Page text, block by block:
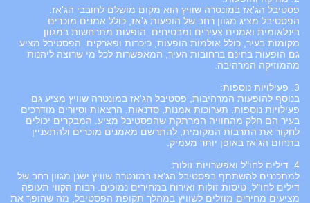
פסטיבל הג'אז במונטרה שוויץ הוא מקום מושלם לחובבי הג'אז.
הפסטיבל מציג מגוון רחב של הופעות ג'אז, כולל אמנים מוכרים
בינלאומית ואמנים צעירים ומבטיחים. הופעות מתרחשות במגוון
מקומות בעיר, כולל אולמות הופעות, כיכרות ופארקים. הפסטיבל מציע
גם הופעות בחינם ברחובות העיר, המאפשרות לכל מי שרוצה ליהנות
מהמוזיקה המרהיבה.
3. פעילויות נוספות:
בנוסף להופעות המרהיבות, פסטיבל הג'אז במונטרה שוויץ מציע גם
פעילויות נוספות. תערוכות אמנות, סדנאות, הרצאות וסיורים מודרכים
בעיר הם חלק מהחוויה המרתקת שהפסטיבל מציע. המבקרים יכולים
לחקור את התרבות המקומית, להתרשם מאמנים מוכרים ולהתעניין
בתחום הג'אז באופן יותר מעמיק.
4. דילים לחו"ל ואפשרויות זולות:
למתכננים להשתתף בפסטיבל הג'אז במונטרה שוויץ ישנן מגוון רחב של
דילים לחו"ל, טיסות זולות ואירוח במחירים נמוכים. רבות הקווי תעופה
מציעים מחירים מוזלים לשוויץ במהלך תקופת הפסטיבל, מה שהופך את